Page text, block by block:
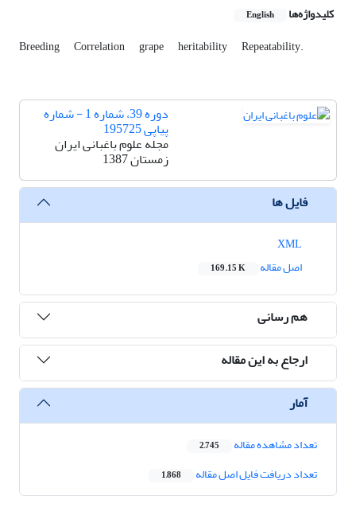
کلیدواژه‌ها English
Breeding Correlation grape heritability Repeatability.
دوره 39، شماره 1 - شماره
پیاپی 195725
مجله علوم باغبانی ایران
زمستان 1387
فایل ها
اصل مقاله
169.15 K
هم رسانی
ارجاع به این مقاله
آمار
تعداد مشاهده مقاله 2,745
تعداد دریافت فایل اصل مقاله 1,868